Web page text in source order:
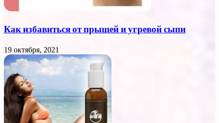
Как избавиться от прыщей и угревой сыпи
19 октября, 2021